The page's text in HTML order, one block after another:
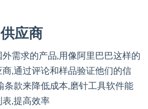
应商
需求的产品,用像阿里巴巴这样的
,通过评论和样品验证他们的信
条款来降低成本,磨针工具软件能
,提高效率